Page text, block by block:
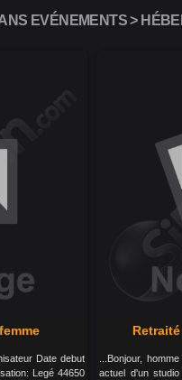
EVÉNEMENTS >
Date debut
Legé 44650
...Bonjour,
actuel d'un